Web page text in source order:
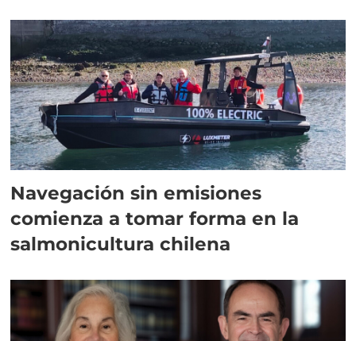
Navegación sin emisiones
comienza a tomar forma en la
salmonicultura chilena